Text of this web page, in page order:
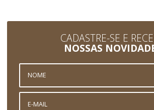
CADASTRE-SE E
NOSSAS